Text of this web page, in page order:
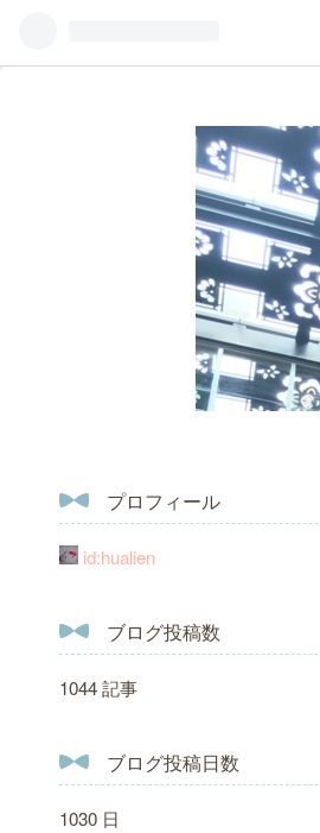
プロフィール
id:hualien
ブログ投稿数
1044 記事
ブログ投稿日数
1030 日